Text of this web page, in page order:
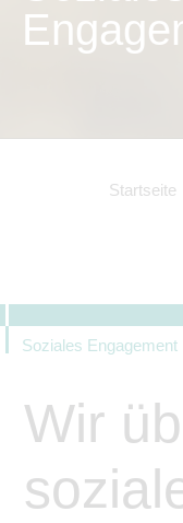
Startseite
Soziales Engagement
Wir